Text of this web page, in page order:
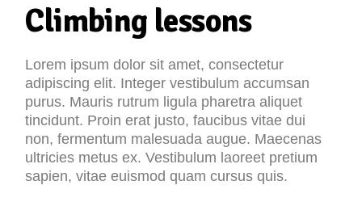
Climbing lessons
Lorem ipsum dolor sit amet, consectetur
adipiscing elit. Integer vestibulum accumsan
purus. Mauris rutrum ligula pharetra aliquet
tincidunt. Proin erat justo, faucibus vitae dui
non, fermentum malesuada augue. Maecenas
ultricies metus ex. Vestibulum laoreet pretium
sapien, vitae euismod quam cursus quis.